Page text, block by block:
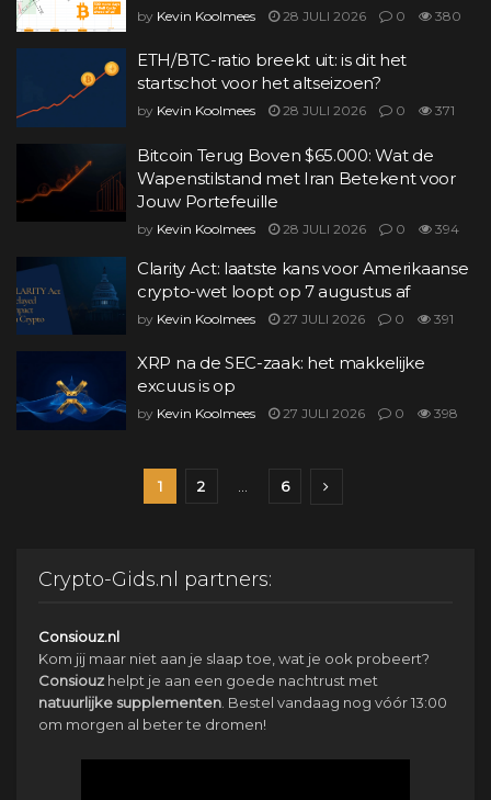
by Kevin Koolmees 28 JULI 2026 0 380
ETH/BTC-ratio breekt uit: is dit het
startschot voor het altseizoen?
by Kevin Koolmees 28 JULI 2026 0 371
Bitcoin Terug Boven $65.000: Wat de
Wapenstilstand met Iran Betekent voor
Jouw Portefeuille
by Kevin Koolmees 28 JULI 2026 0 394
Clarity Act: laatste kans voor Amerikaanse
crypto-wet loopt op 7 augustus af
by Kevin Koolmees 27 JULI 2026 0 391
XRP na de SEC-zaak: het makkelijke
excuus is op
by Kevin Koolmees 27 JULI 2026 0 398
1 2 6
Crypto-Gids.nl partners:
Consiouz.nl
Kom jij maar niet aan je slaap toe, wat je ook probeert?
Consiouz helpt je aan een goede nachtrust met
natuurlijke supplementen . Bestel vandaag nog vóór 13:00
om morgen al beter te dromen!